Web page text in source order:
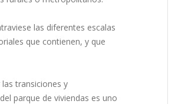
las diferentes escalas
que contienen, y que
transiciones y
parque de viviendas es uno